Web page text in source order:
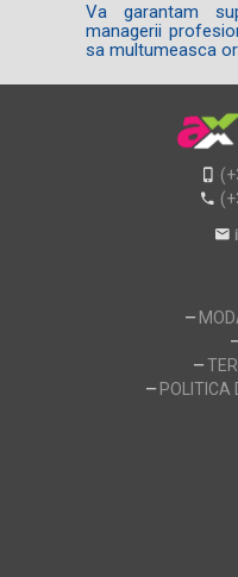
Va garantam
managerii
sa multumeasca
POLITICA